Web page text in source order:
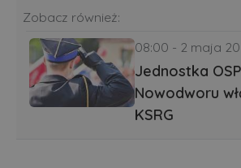
Zobacz również:
08:00 - 2 maja
Jednostka
Nowodworu
KSRG